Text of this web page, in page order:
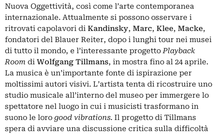
Nuova Oggettività, così come l’arte contemporanea
internazionale. Attualmente si possono osservare i
ritrovati capolavori di Kandinsky, Marc, Klee, Macke,
fondatori del Blauer Reiter, dopo i lunghi tour nei musei
di tutto il mondo, e l’interessante progetto Playback
Room di Wolfgang Tillmans, in mostra fino al 24 aprile.
La musica è un’importante fonte di ispirazione per
moltissimi autori visivi. L’artista tenta di ricostruire uno
studio musicale all’interno del museo per immergere lo
spettatore nel luogo in cui i musicisti trasformano in
suono le loro good vibrations. Il progetto di Tillmans
spera di avviare una discussione critica sulla difficoltà